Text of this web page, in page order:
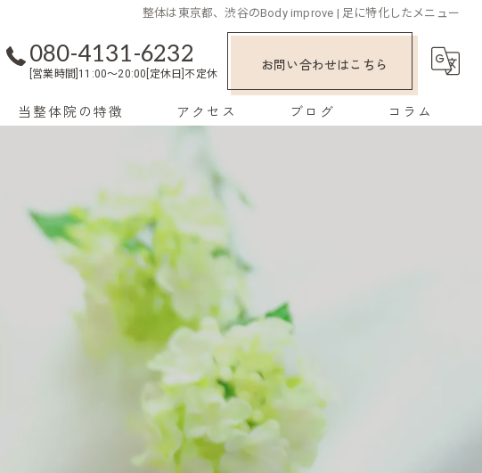
整体は東京都、渋谷のBody improve | 足に特化したメニュー
080-4131-6232
[営業時間]11:00～20:00[定休日]不定休
お問い合わせはこちら
当整体院の特徴
巻き爪
足底筋膜炎
アクセス ブログ コラム